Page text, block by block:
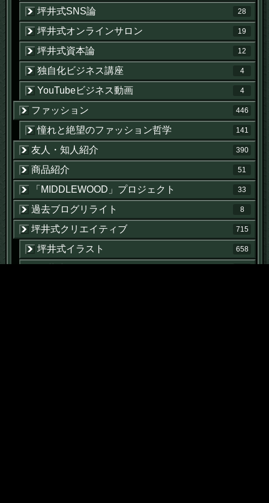
坪井式SNS論 28
坪井式オンラインサロン 19
坪井式資本論 12
独自化ビジネス講座 4
YouTubeビジネス動画 4
ファッション 446
憧れと絶望のファッション哲学 141
友人・知人紹介 390
商品紹介 51
「MIDDLEWOOD」プロジェクト 33
過去ブログリライト 8
坪井式クリエイティブ 715
坪井式イラスト 658